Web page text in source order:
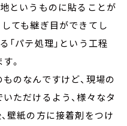
というものに貼ることが
ても継ぎ目ができてし
「パテ処理」という工程
。
のなんですけど、現場の
ただけるよう、様々なタ
壁紙の方に接着剤をつけ